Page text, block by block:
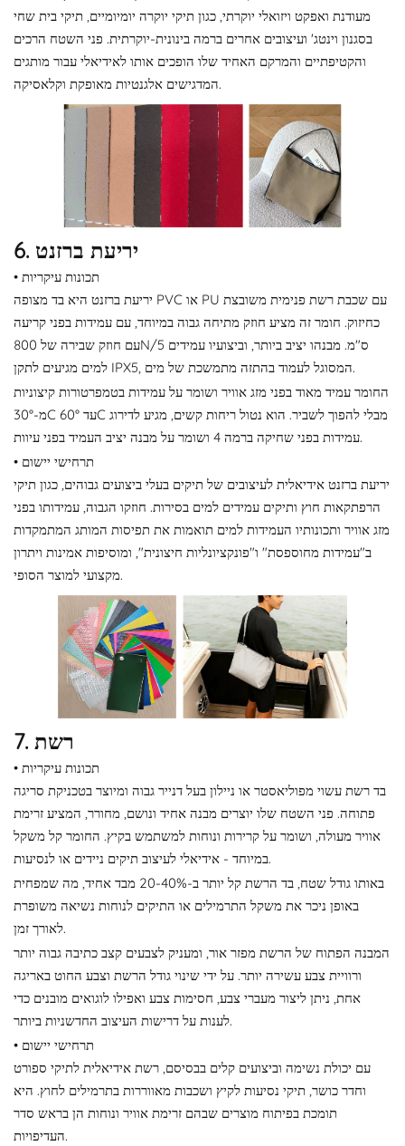
מעודנת ואפקט ויזואלי יוקרתי, כגון תיקי יוקרה יומיומיים, תיקי בית שחי
בסגנון וינטג' ועיצובים אחרים ברמה בינונית-יוקרתית. פני השטח הרכים
והקטיפתיים והמרקם האחיד שלו הופכים אותו לאידיאלי עבור מותגים
המדגישים אלגנטיות מאופקת וקלאסיקה.
6. יריעת ברזנט
• תכונות עיקריות
יריעת ברזנט היא בד מצופה PVC או PU עם שכבת רשת פנימית משובצת
כחיזוק. חומר זה מציע חוזק מתיחה גבוה במיוחד, עם עמידות בפני קריעה
עם חוזק שבירה של 800N/5 ס"מ. מבנהו יציב ביותר, וביצועיו עמידים
למים מגיעים לתקן IPX5, המסוגל לעמוד בהתזה מתמשכת של מים.
החומר עמיד מאוד בפני מזג אוויר ושומר על עמידות בטמפרטורות קיצוניות
מ-30°C עד 60°C מבלי להפוך לשביר. הוא נטול ריחות קשים, מגיע לדירוג
עמידות בפני שחיקה ברמה 4 ושומר על מבנה יציב העמיד בפני עיוות.
• תרחישי יישום
יריעת ברזנט אידיאלית לעיצובים של תיקים בעלי ביצועים גבוהים, כגון תיקי
הרפתקאות חוץ ותיקים עמידים למים בסירות. חוזקו הגבוה, עמידותו בפני
מזג אוויר ותכונותיו העמידות למים תואמות את תפיסות המותג המתמקדות
ב"עמידות מחוספסת" ו"פונקציונליות חיצונית", ומוסיפות אמינות ויתרון
מקצועי למוצר הסופי.
7. רשת
• תכונות עיקריות
בד רשת עשוי מפוליאסטר או ניילון בעל דנייר גבוה ומיוצר בטכניקת סריגה
פתוחה. פני השטח שלו יוצרים מבנה אחיד ונושם, מחורר, המציע זרימת
אוויר מעולה, ושומר על קרירות ונוחות למשתמש בקיץ. החומר קל משקל
במיוחד - אידיאלי לעיצוב תיקים ניידים או לנסיעות.
באותו גודל שטח, בד הרשת קל יותר ב-20-40% מבד אחיד, מה שמפחית
באופן ניכר את משקל התרמילים או התיקים לנוחות נשיאה משופרת
לאורך זמן.
המבנה הפתוח של הרשת מפזר אור, ומעניק לצבעים קצב כתיבה גבוה יותר
ורוויית צבע עשירה יותר. על ידי שינוי גודל הרשת וצבע החוט באריגה
אחת, ניתן ליצור מעברי צבע, חסימות צבע ואפילו לוגואים מובנים כדי
לענות על דרישות העיצוב החדשניות ביותר.
• תרחישי יישום
עם יכולת נשימה וביצועים קלים בבסיסם, רשת אידיאלית לתיקי ספורט
וחדר כושר, תיקי נסיעות לקיץ ושכבות מאווררות בתרמילים לחוץ. היא
תומכת בפיתוח מוצרים שבהם זרימת אוויר ונוחות הן בראש סדר
העדיפויות.